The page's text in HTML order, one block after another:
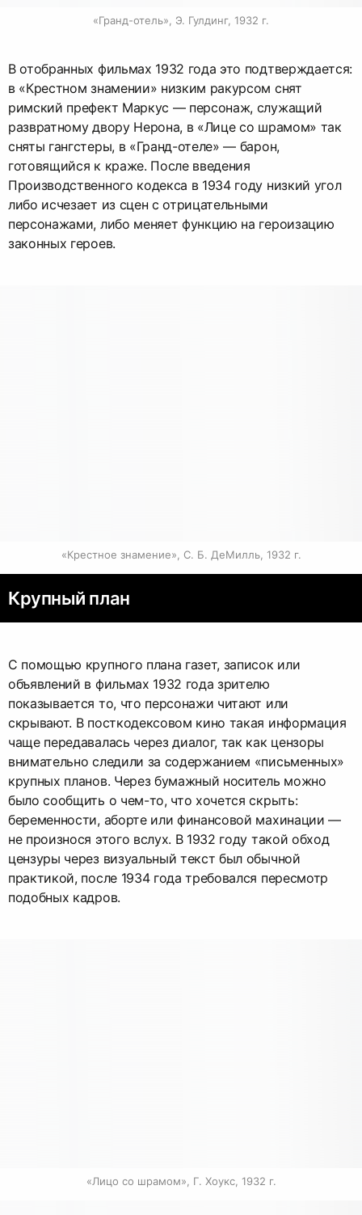
«Гранд-отель», Э. Гулдинг, 1932 г.
В отобранных фильмах 1932 года это подтверждается:
в «Крестном знамении» низким ракурсом снят
римский префект Маркус — персонаж, служащий
развратному двору Нерона, в «Лице со шрамом» так
сняты гангстеры, в «Гранд-отеле» — барон,
готовящийся к краже. После введения
Производственного кодекса в 1934 году низкий угол
либо исчезает из сцен с отрицательными
персонажами, либо меняет функцию на героизацию
законных героев.
«Крестное знамение», С. Б. ДеМилль, 1932 г.
Крупный план
С помощью крупного плана газет, записок или
объявлений в фильмах 1932 года зрителю
показывается то, что персонажи читают или
скрывают. В посткодексовом кино такая информация
чаще передавалась через диалог, так как цензоры
внимательно следили за содержанием «письменных»
крупных планов. Через бумажный носитель можно
было сообщить о чем-то, что хочется скрыть:
беременности, аборте или финансовой махинации —
не произнося этого вслух. В 1932 году такой обход
цензуры через визуальный текст был обычной
практикой, после 1934 года требовался пересмотр
подобных кадров.
«Лицо со шрамом», Г. Хоукс, 1932 г.